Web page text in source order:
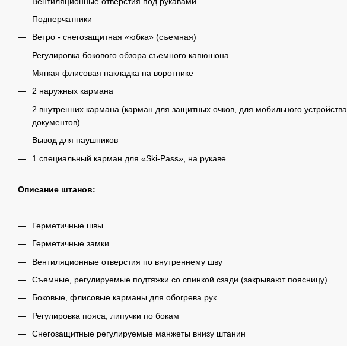
Подперчатники
Ветро - снегозащитная «юбка» (съемная)
Регулировка бокового обзора съемного капюшона
Мягкая флисовая накладка на воротнике
2 наружных кармана
2 внутренних кармана (карман для защитных очков, для мобильного устройства,
документов)
Вывод для наушников
1 специальный карман для «Ski-Pass», на рукаве
Описание штанов:
Герметичные швы
Герметичные замки
Вентиляционные отверстия по внутреннему шву
Съемные, регулируемые подтяжки со спинкой сзади (закрывают поясницу)
Боковые, флисовые карманы для обогрева рук
Регулировка пояса, липучки по бокам
Снегозащитные регулируемые манжеты внизу штанин